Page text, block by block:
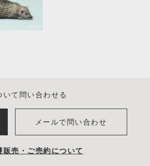
いて問い合わせる
メールで問い合わせ
売・ご売約について